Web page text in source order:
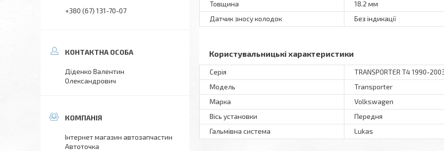
Товщина
18.2 мм
Датчик зносу колодок
Без індикації
Користувальницькі характеристики
Серія
TRANSPORTER T4 1990-
Модель
Transporter
Марка
Volkswagen
Вісь установки
Передня
Гальмівна система
Lukas
+380 (67) 131-70-07
Діденко Валентин
Олександрович
Інтернет магазин автозапчастин
Автоточка